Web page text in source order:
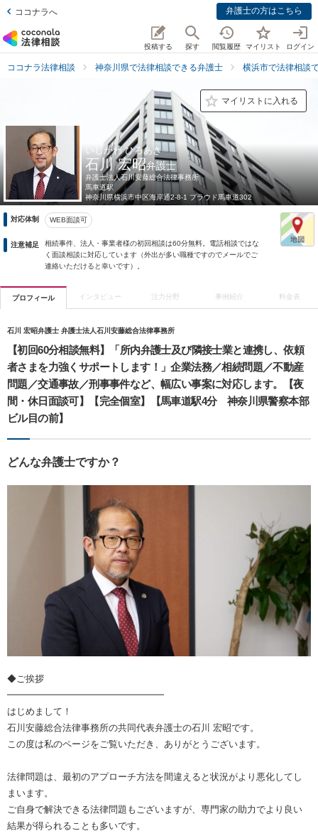
ココナラへ 弁護士の方はこちら
投稿する 探す 閲覧履歴 マイリスト ログイン
ココナラ法律相談 神奈川県で法律相談できる弁護士 横浜市で法律相談
マイリストに入れる
いしかわ ひろあき
石川 宏昭弁護士
弁護士法人石川安藤総合法律事務所
馬車道駅
神奈川県横浜市中区海岸通2-8-1 プラウド馬車道302
対応体制 WEB面談可
注意補足
相続事件、法人・事業者様の初回相談は60分無料。電話相談ではな
く面談相談に対応しています（外出が多い職種ですのでメールでご
連絡いただけると幸いです）。
プロフィール インタビュー 注力分野 事例紹介 料金表
石川 宏昭弁護士 弁護士法人石川安藤総合法律事務所
【初回60分相談無料】「所内弁護士及び隣接士業と連携し、依頼
者さまを力強くサポートします！」企業法務／相続問題／不動産
問題／交通事故／刑事事件など、幅広い事案に対応します。【夜
間・休日面談可】【完全個室】【馬車道駅4分 神奈川県警察本部
ビル目の前】
どんな弁護士ですか？
◆ご挨拶
━━━━━━━━━━━━━━━━━
はじめまして！
石川安藤総合法律事務所の共同代表弁護士の石川 宏昭です。
この度は私のページをご覧いただき、ありがとうございます。
法律問題は、最初のアプローチ方法を間違えると状況がより悪化してし
まいます。
ご自身で解決できる法律問題もございますが、専門家の助力でより良い
結果が得られることも多いです。